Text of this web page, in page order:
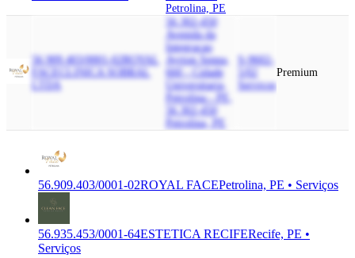
Petrolina, PE
56.909.403/0001-02ROYAL
FACE
CLINICA SOBRAL
56.302-450
Avenida da
Integracao
Ayrton Senna,
660 - Cidade
Universitaria,
Petrolina - PE,
56.302-450
Petrolina, PE
S-9602-
Serviços
Premium
56.909.403/0001-02ROYAL FACEPetrolina, PE • Serviços
56.935.453/0001-64ESTETICA RECIFERecife, PE •
Serviços